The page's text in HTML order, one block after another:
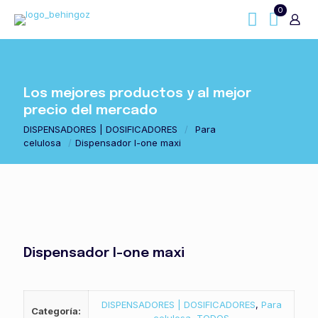
0
Los mejores productos y al mejor
precio del mercado
DISPENSADORES | DOSIFICADORES /
Para
celulosa
/ Dispensador l-one maxi
Dispensador l-one maxi
Categoría:
DISPENSADORES | DOSIFICADORES, Para